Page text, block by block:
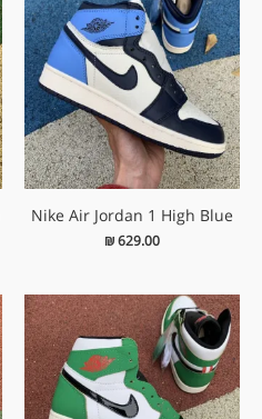
Nike Air Jordan 1 High Blue
₪629.00